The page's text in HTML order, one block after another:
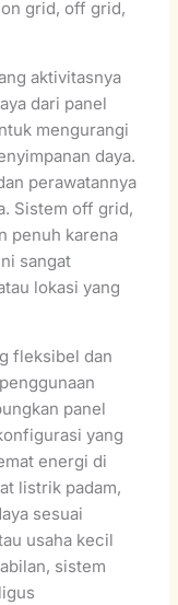
grid, off grid,
aktivitasnya
dari panel
mengurangi
daya.
perawatannya
Sistem off grid,
penuh karena
sangat
lokasi yang
fleksibel dan
panel
yang
energi di
listrik padam,
sesuai
usaha kecil
sistem